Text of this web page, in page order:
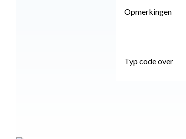
Opmerkingen
Typ code over